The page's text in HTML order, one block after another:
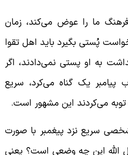
ما را عوض می‌کند، زمان
پُستی بگیرد باید اهل تقوا
به او پستی نمی‌دادند، اگر
یک گناه می‌کرد، سریع
می‌کردند این مشهور است.
سریع نزد پیغمبر با صورت
این چه وضعی است؟ یعنی